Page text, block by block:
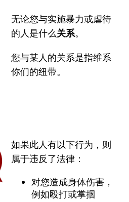
无论您与实施暴力或虐待
的人是什么关系。
您与某人的关系是指维系
你们的纽带。
如果此人有以下行为，则
属于违反了法律：
对您造成身体伤害，
例如殴打或掌掴